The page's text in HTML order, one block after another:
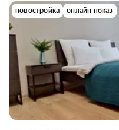
новостройка онлайн показ